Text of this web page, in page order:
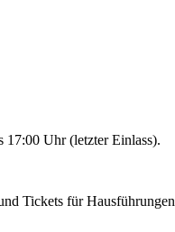
17:00 Uhr (letzter Einlass).
Tickets für